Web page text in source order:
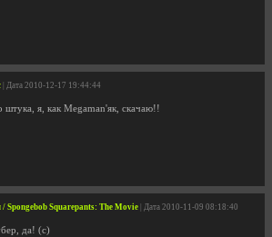
| Дата 2010-12-17 19:44:44
штука, я, как Megaman'як, скачаю!!
Squarepants: The Movie | Дата 2010-11-09 08:18:40
да! (c)